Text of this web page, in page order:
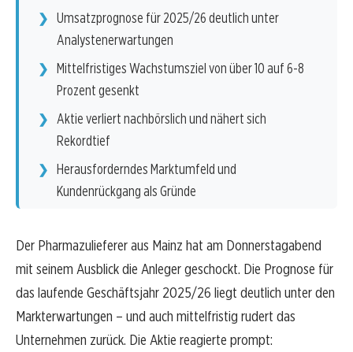
Umsatzprognose für 2025/26 deutlich unter
Analystenerwartungen
Mittelfristiges Wachstumsziel von über 10 auf 6-8
Prozent gesenkt
Aktie verliert nachbörslich und nähert sich
Rekordtief
Herausforderndes Marktumfeld und
Kundenrückgang als Gründe
Der Pharmazulieferer aus Mainz hat am Donnerstagabend
mit seinem Ausblick die Anleger geschockt. Die Prognose für
das laufende Geschäftsjahr 2025/26 liegt deutlich unter den
Markterwartungen – und auch mittelfristig rudert das
Unternehmen zurück. Die Aktie reagierte prompt: